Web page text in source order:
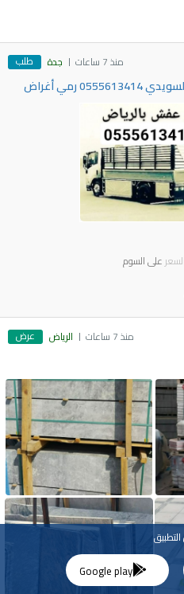
منذ 7 ساعات جدة طلب
رمي أغراض
السعر على السوم
منذ 7 ساعات الرياض عرض
Google play